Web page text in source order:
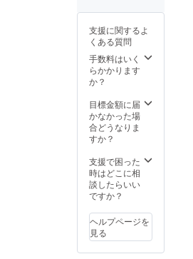
るもの
は不
可） ※
備考欄
への記
載内容
紹介い
たしま
すので
いよう
お願い
しま
す。 ・
ターン
の内容
を無断
で転
供方
聴用の
URLを
メール
で送
信。 ・
名を備
考欄に
ご入力
くださ
角30字
以内程
度、公
序良俗
るもの
は不可)
企業様
向けに
支援に関するよ
くある質問
手数料はいく
らかかります
か？
目標金額に届
かなかった場
合どうなりま
すか？
支援で困った
時はどこに相
談したらいい
ですか？
ヘルプページを
見る